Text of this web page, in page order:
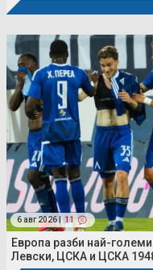
6 авг 2026 | 11
Европа разби най-
Левски, ЦСКА и ЦСКА